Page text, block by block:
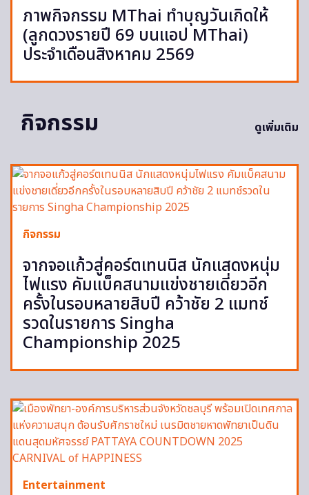
ภาพกิจกรรม MThai ทำบุญวันเกิดให้
(ลูกดวงรายปี 69 บนแอป MThai)
ประจำเดือนสิงหาคม 2569
กิจกรรม ดูเพิ่มเติม
กิจกรรม
จากจอแก้วสู่คอร์ตเทนนิส นักแสดงหนุ่ม
ไฟแรง คัมแบ็คสนามแข่งชายเดี่ยวอีก
ครั้งในรอบหลายสิบปี คว้าชัย 2 แมทช์
รวดในรายการ Singha
Championship 2025
Entertainment